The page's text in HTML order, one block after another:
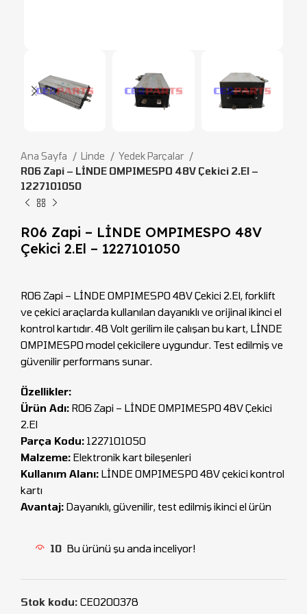
Ana Sayfa Linde
Yedek Parçalar
R06 Zapi – LİNDE OMPIMESPO 48V Çekici 2.El –
1227101050
R06 Zapi – LİNDE OMPIMESPO 48V
Çekici 2.El – 1227101050
R06 Zapi – LİNDE OMPIMESPO 48V Çekici 2.El, forklift
ve çekici araçlarda kullanılan dayanıklı ve orijinal ikinci el
kontrol kartıdır. 48 Volt gerilim ile çalışan bu kart, LİNDE
OMPIMESPO model çekicilere uygundur. Test edilmiş ve
güvenilir performans sunar.
Özellikler:
Ürün Adı: R06 Zapi – LİNDE OMPIMESPO 48V Çekici
2.El
Parça Kodu: 1227101050
Malzeme: Elektronik kart bileşenleri
Kullanım Alanı: LİNDE OMPIMESPO 48V çekici kontrol
kartı
Avantaj: Dayanıklı, güvenilir, test edilmiş ikinci el ürün
10 Bu ürünü şu anda inceliyor!
Stok kodu: CEO200378